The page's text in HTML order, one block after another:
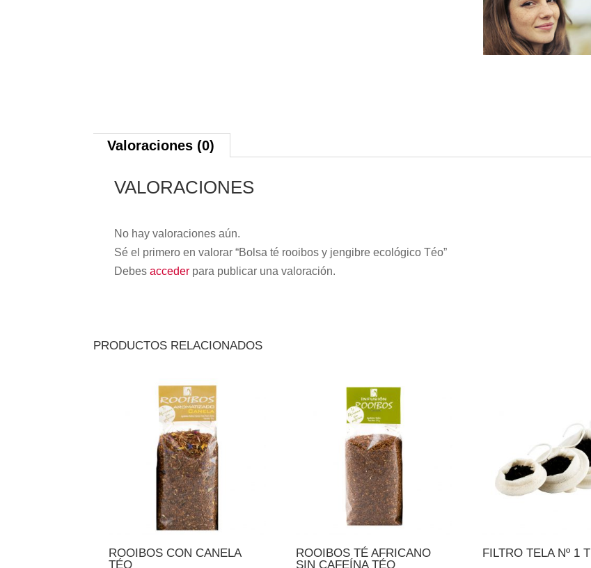
Valoraciones (0)
VALORACIONES
No hay valoraciones aún.
Sé el primero en valorar “Bolsa té rooibos y jengibre ecológico Téo”
Debesacceder para publicar una valoración.
PRODUCTOS RELACIONADOS
ROOIBOS CON CANELA
TÉO
ROOIBOS TÉ AFRICANO
SIN CAFEÍNA TÉO
FILTRO TELA Nº 1